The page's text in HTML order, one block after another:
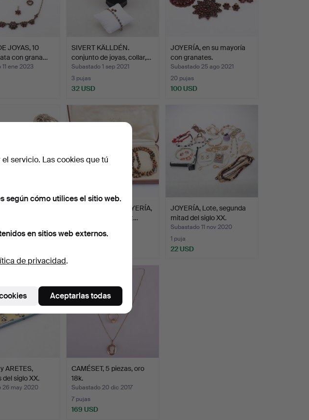
JOYAS, 10
con grana…
ene 2023
SIVERT KÄLLDÉN.
conjunto de joyas, collar,…
Subastado 1 sep 2021
3 pujas
32 USD
JOYERÍA, en su mayoría
con granates.
Subastado 25 ago 2021
20 pujas
100 USD
CONJUNTO DE JOYERÍA,
en plata con ojo de t…
6 pujas
JOYERÍA, Lote, segunda
mitad del siglo XX.
Subastado 11 nov 2020
1 puja
22 USD
ARETES,
del siglo XX.
26 may 2020
CAMÉSET, 5 piezas, oro
18k.
Subastado 20 dic 2017
7 pujas
169 USD
servicio. Las cookies que tú
según cómo utilices el sitio web.
en sitios web externos.
de privacidad.
Aceptarlas todas